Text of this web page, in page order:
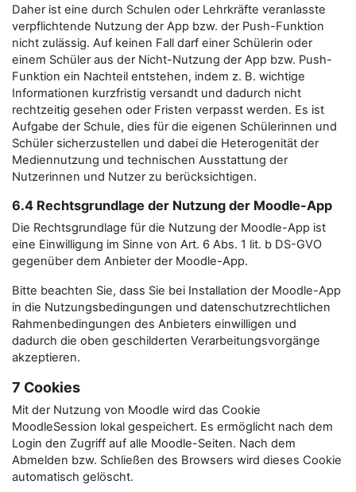
Daher ist eine durch Schulen oder Lehrkräfte veranlasste
verpflichtende Nutzung der App bzw. der Push-Funktion
nicht zulässig. Auf keinen Fall darf einer Schülerin oder
einem Schüler aus der Nicht-Nutzung der App bzw. Push-
Funktion ein Nachteil entstehen, indem z. B. wichtige
Informationen kurzfristig versandt und dadurch nicht
rechtzeitig gesehen oder Fristen verpasst werden. Es ist
Aufgabe der Schule, dies für die eigenen Schülerinnen und
Schüler sicherzustellen und dabei die Heterogenität der
Mediennutzung und technischen Ausstattung der
Nutzerinnen und Nutzer zu berücksichtigen.
6.4 Rechtsgrundlage der Nutzung der Moodle-App
Die Rechtsgrundlage für die Nutzung der Moodle-App ist
eine Einwilligung im Sinne von Art. 6 Abs. 1 lit. b DS-GVO
gegenüber dem Anbieter der Moodle-App.
Bitte beachten Sie, dass Sie bei Installation der Moodle-App
in die Nutzungsbedingungen und datenschutzrechtlichen
Rahmenbedingungen des Anbieters einwilligen und
dadurch die oben geschilderten Verarbeitungsvorgänge
akzeptieren.
7 Cookies
Mit der Nutzung von Moodle wird das Cookie
MoodleSession lokal gespeichert. Es ermöglicht nach dem
Login den Zugriff auf alle Moodle-Seiten. Nach dem
Abmelden bzw. Schließen des Browsers wird dieses Cookie
automatisch gelöscht.